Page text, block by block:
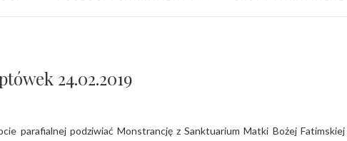
24.02.2019